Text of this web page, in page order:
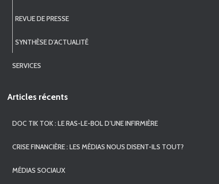
REVUE DE PRESSE
SYNTHÈSE D’ACTUALITÉ
SERVICES
Articles récents
DOC TIK TOK : LE RAS-LE-BOL D’UNE INFIRMIÈRE
CRISE FINANCIÈRE : LES MÉDIAS NOUS DISENT-ILS TOUT?
MÉDIAS SOCIAUX